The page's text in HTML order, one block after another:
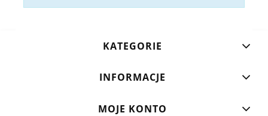
KATEGORIE
INFORMACJE
MOJE KONTO